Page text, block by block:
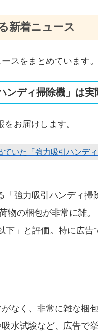
新着ニュース
スをまとめています。
ディ掃除機」は実
お届けします。
いた「強力吸引ハンデ
強力吸引ハンディ掃
物の梱包が非常に雑。
下」と評価。特に広
なく、非常に雑な梱包
水試験など、広告で